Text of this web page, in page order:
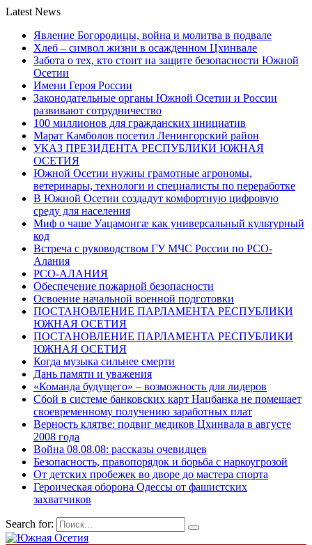
Latest News
Явление Богородицы, война и молитва в подвале
Хлеб – символ жизни в осажденном Цхинвале
Забота о тех, кто стоит на защите безопасности Южной
Осетии
Имени Героя России
Законодательные органы Южной Осетии и России
развивают сотрудничество
100 миллионов для гражданских инициатив
Марат Камболов посетил Ленингорский район
УКАЗ ПРЕЗИДЕНТА РЕСПУБЛИКИ ЮЖНАЯ
ОСЕТИЯ
Южной Осетии нужны грамотные агрономы,
ветеринары, технологи и специалисты по переработке
В Южной Осетии создадут комфортную цифровую
среду для населения
Миф о чаше Уацамонгæ как универсальный культурный
код
Встреча с руководством ГУ МЧС России по РСО-
Алания
РСО-АЛАНИЯ
Обеспечение пожарной безопасности
Освоение начальной военной подготовки
ПОСТАНОВЛЕНИЕ ПАРЛАМЕНТА РЕСПУБЛИКИ
ЮЖНАЯ ОСЕТИЯ
ПОСТАНОВЛЕНИЕ ПАРЛАМЕНТА РЕСПУБЛИКИ
ЮЖНАЯ ОСЕТИЯ
Когда музыка сильнее смерти
Дань памяти и уважения
«Команда будущего» – возможность для лидеров
Сбой в системе банковских карт Нацбанка не помешает
своевременному получению заработных плат
Верность клятве: подвиг медиков Цхинвала в августе
2008 года
Война 08.08.08: рассказы очевидцев
Безопасность, правопорядок и борьба с наркоугрозой
От детских пробежек во дворе до мастера спорта
Героическая оборона Одессы от фашистских
захватчиков
Search for: